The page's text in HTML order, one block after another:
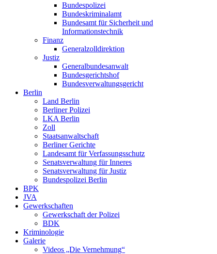
Bundespolizei
Bundeskriminalamt
Bundesamt für Sicherheit und
Informationstechnik
Finanz
Generalzolldirektion
Justiz
Generalbundesanwalt
Bundesgerichtshof
Bundesverwaltungsgericht
Berlin
Land Berlin
Berliner Polizei
LKA Berlin
Zoll
Staatsanwaltschaft
Berliner Gerichte
Landesamt für Verfassungsschutz
Senatsverwaltung für Inneres
Senatsverwaltung für Justiz
Bundespolizei Berlin
BPK
JVA
Gewerkschaften
Gewerkschaft der Polizei
BDK
Kriminologie
Galerie
Videos „Die Vernehmung“